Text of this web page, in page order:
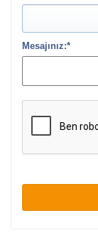
Mesajınız:*